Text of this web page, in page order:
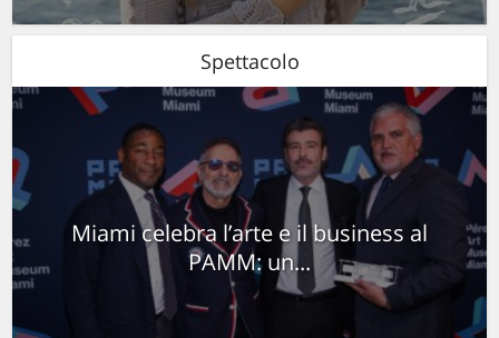
Spettacolo
Miami celebra l’arte e il business al
PAMM: un...